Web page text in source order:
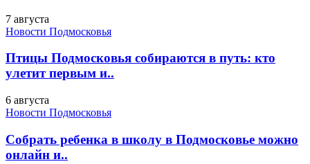
7 августа
Новости Подмосковья
Птицы Подмосковья собираются в путь: кто
улетит первым и..
6 августа
Новости Подмосковья
Собрать ребенка в школу в Подмосковье можно
онлайн и..